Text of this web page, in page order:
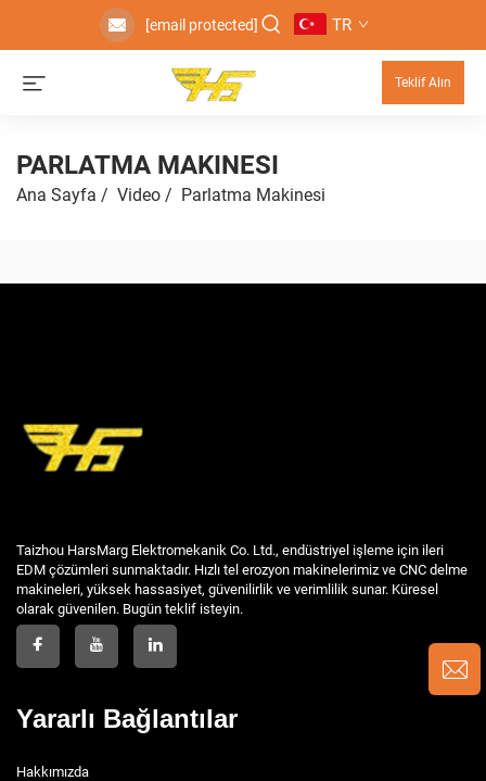
[email protected] TR
Teklif Alın
PARLATMA MAKINESI
Ana Sayfa / Video / Parlatma Makinesi
Taizhou HarsMarg Elektromekanik Co. Ltd., endüstriyel işleme için ileri
EDM çözümleri sunmaktadır. Hızlı tel erozyon makinelerimiz ve CNC delme
makineleri, yüksek hassasiyet, güvenilirlik ve verimlilik sunar. Küresel
olarak güvenilen. Bugün teklif isteyin.
Yararlı Bağlantılar
Hakkımızda